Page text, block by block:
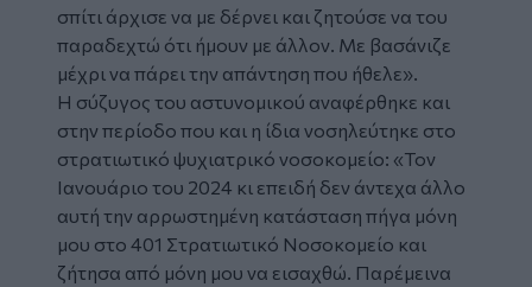
σπίτι άρχισε να με δέρνει και ζητούσε να του
παραδεχτώ ότι ήμουν με άλλον. Με βασάνιζε
μέχρι να πάρει την απάντηση που ήθελε».
Η σύζυγος του αστυνομικού αναφέρθηκε και
στην περίοδο που και η ίδια νοσηλεύτηκε στο
στρατιωτικό ψυχιατρικό νοσοκομείο: «Τον
Ιανουάριο του 2024 κι επειδή δεν άντεχα άλλο
αυτή την αρρωστημένη κατάσταση πήγα μόνη
μου στο 401 Στρατιωτικό Νοσοκομείο και
ζήτησα από μόνη μου να εισαχθώ. Παρέμεινα